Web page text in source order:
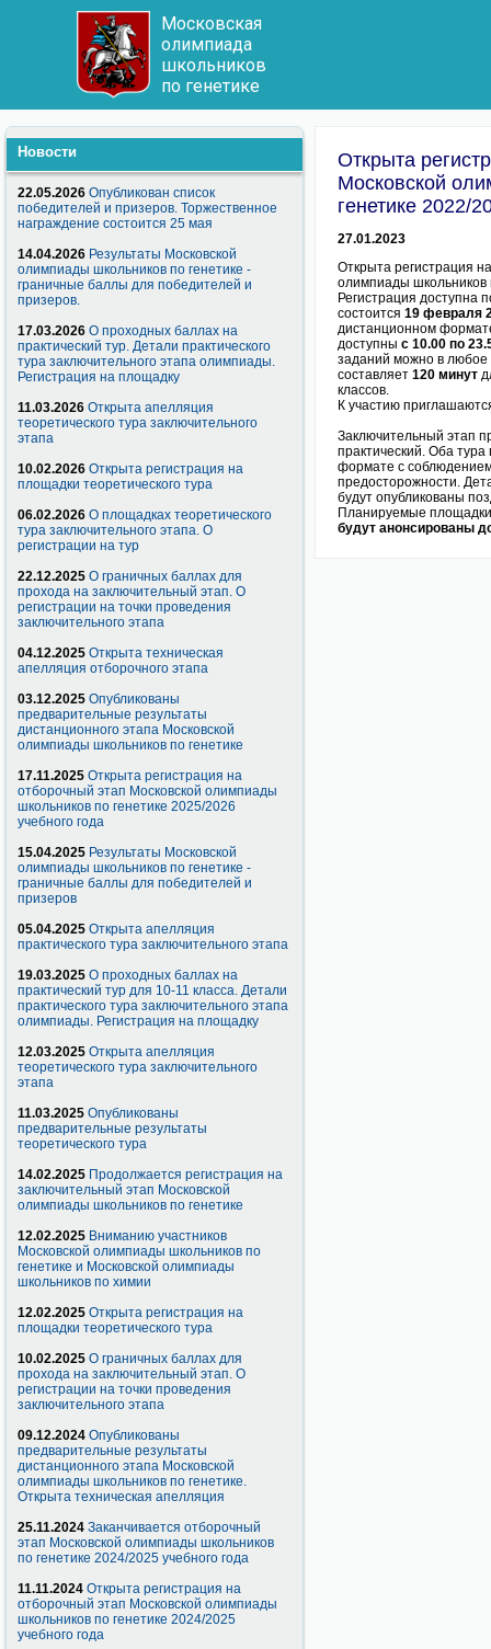
Московская
олимпиада
школьников
по генетике
Новости
22.05.2026 Опубликован список
победителей и призеров. Торжественное
награждение состоится 25 мая
14.04.2026 Результаты Московской
олимпиады школьников по генетике -
граничные баллы для победителей и
призеров.
17.03.2026 О проходных баллах на
практический тур. Детали практического
тура заключительного этапа олимпиады.
Регистрация на площадку
11.03.2026 Открыта апелляция
теоретического тура заключительного
этапа
10.02.2026 Открыта регистрация на
площадки теоретического тура
06.02.2026 О площадках теоретического
тура заключительного этапа. О
регистрации на тур
22.12.2025 О граничных баллах для
прохода на заключительный этап. О
регистрации на точки проведения
заключительного этапа
04.12.2025 Открыта техническая
апелляция отборочного этапа
03.12.2025 Опубликованы
предварительные результаты
дистанционного этапа Московской
олимпиады школьников по генетике
17.11.2025 Открыта регистрация на
отборочный этап Московской олимпиады
школьников по генетике 2025/2026
учебного года
15.04.2025 Результаты Московской
олимпиады школьников по генетике -
граничные баллы для победителей и
призеров
05.04.2025 Открыта апелляция
практического тура заключительного этапа
19.03.2025 О проходных баллах на
практический тур для 10-11 класса. Детали
практического тура заключительного этапа
олимпиады. Регистрация на площадку
12.03.2025 Открыта апелляция
теоретического тура заключительного
этапа
11.03.2025 Опубликованы
предварительные результаты
теоретического тура
14.02.2025 Продолжается регистрация на
заключительный этап Московской
олимпиады школьников по генетике
12.02.2025 Вниманию участников
Московской олимпиады школьников по
генетике и Московской олимпиады
школьников по химии
12.02.2025 Открыта регистрация на
площадки теоретического тура
10.02.2025 О граничных баллах для
прохода на заключительный этап. О
регистрации на точки проведения
заключительного этапа
09.12.2024 Опубликованы
предварительные результаты
дистанционного этапа Московской
олимпиады школьников по генетике.
Открыта техническая апелляция
25.11.2024 Заканчивается отборочный
этап Московской олимпиады школьников
по генетике 2024/2025 учебного года
11.11.2024 Открыта регистрация на
отборочный этап Московской олимпиады
школьников по генетике 2024/2025
учебного года
Открыта
Московской
генетике 2022/
27.01.2023
Открыта регистрация
олимпиады школьников
Регистрация доступна
состоится 19 февраля
дистанционном
доступны с 10.00 по
заданий можно в
составляет 120 минут
классов.
К участию
Заключительный этап
практический. Оба
формате с
предосторожности.
будут опубликованы
Планируемые
будут анонсированы